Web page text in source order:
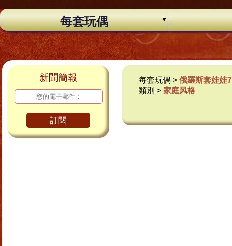
每套玩偶
新聞簡報
訂閱
每套玩偶 >俄羅斯套娃娃7
類別 > 家庭风格